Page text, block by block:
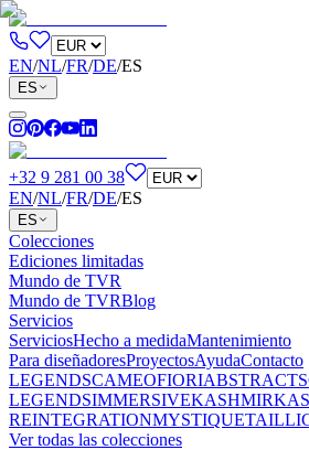
EN/NL/FR/DE/ES
ES
+32 9 281 00 38
EN/NL/FR/DE/ES
ES
Colecciones
Ediciones limitadas
Mundo de TVR
Mundo de TVRBlog
Servicios
ServiciosHecho a medidaMantenimiento
Para diseñadoresProyectosAyudaContacto
LEGENDSCAMEOFIORIABSTRACTS
LEGENDSIMMERSIVEKASHMIR
REINTEGRATIONMYSTIQUE
Ver todas las colecciones